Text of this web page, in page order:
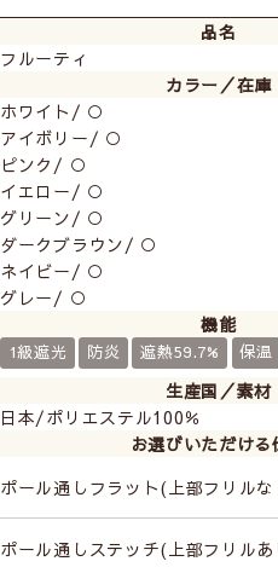
品名
フルーティ
カラー／在庫
ホワイト/ ○
アイボリー/ ○
ピンク/ ○
イエロー/ ○
グリーン/ ○
ダークブラウン/ ○
ネイビー/ ○
グレー/ ○
機能
1級遮光 防炎 遮熱59.7% 保温
生産国／素材
日本/ポリエステル100％
お選びいただける
ポール通しフラット(上部フリルな
ポール通しステッチ(上部フリルあ